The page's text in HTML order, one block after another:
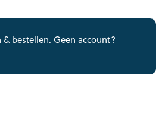
bestellen. Geen account?